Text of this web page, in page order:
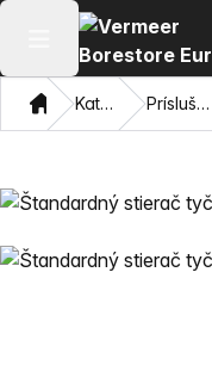
Otvoriť hlavné menu
DomovKatalóg Príslušenstvo